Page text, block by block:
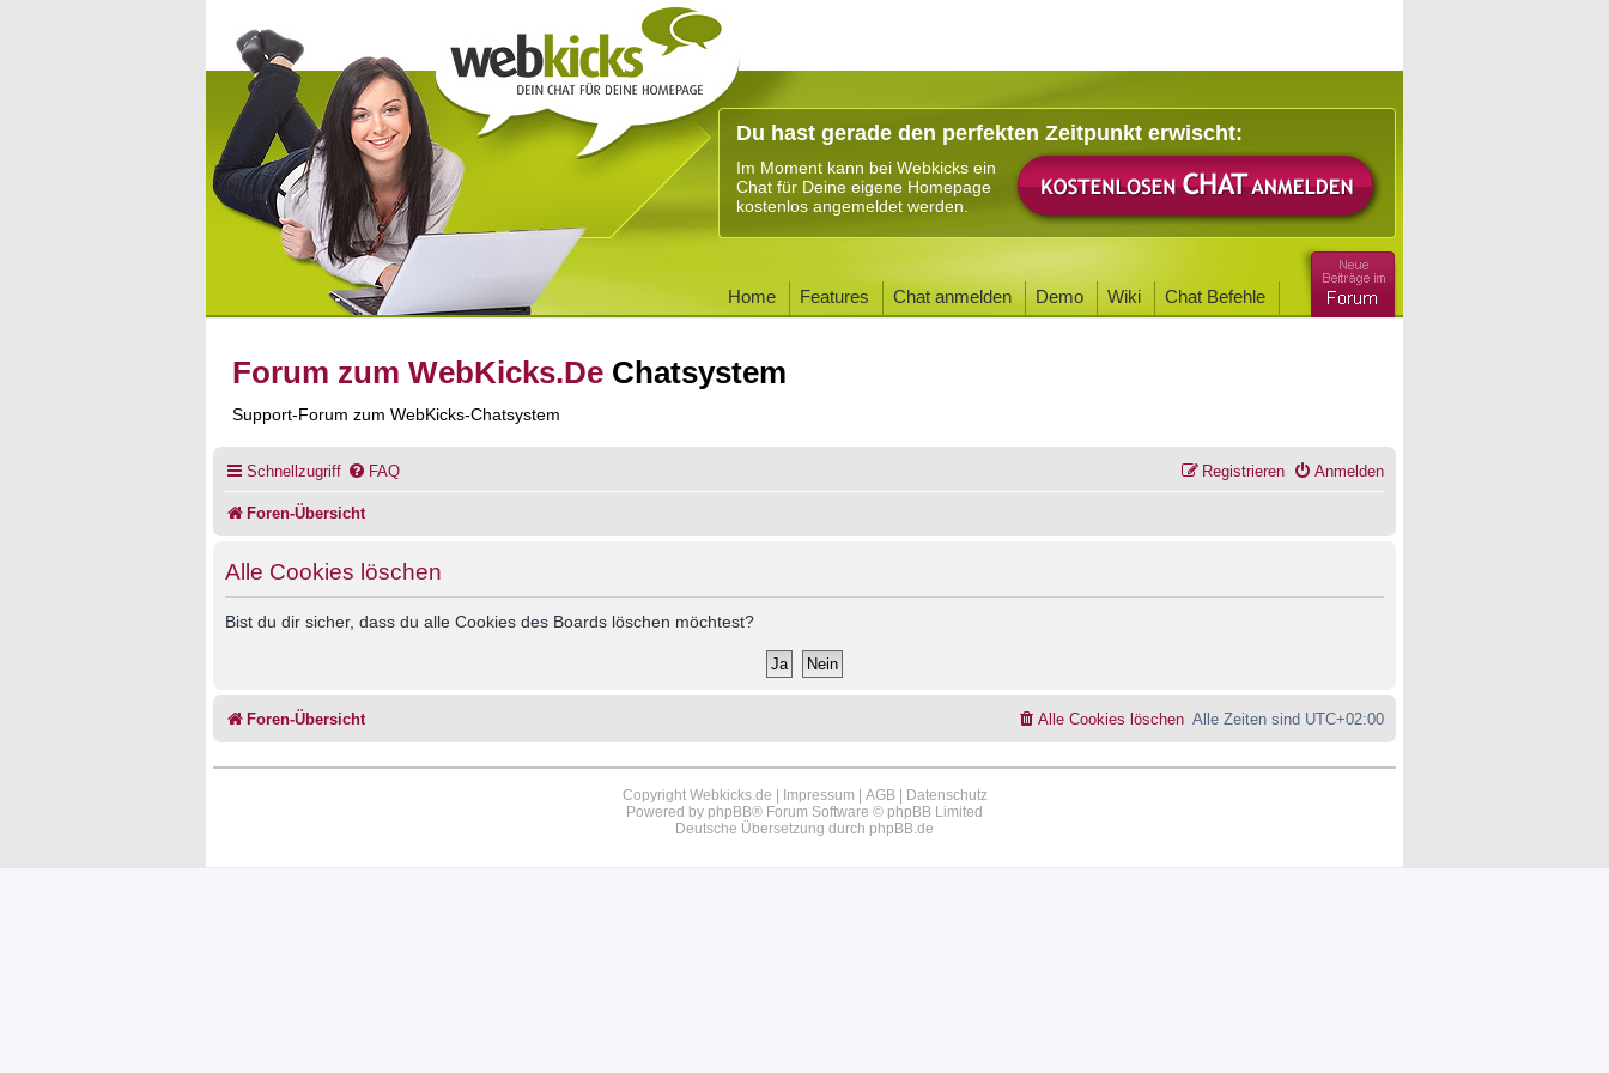
Du hast gerade den perfekten Zeitpunkt erwischt:
Im Moment kann bei Webkicks ein
Chat für Deine eigene Homepage
kostenlos angemeldet werden.
Home Features Chat anmelden Demo Wiki Chat Befehle
Forum zum WebKicks.De Chatsystem
Support-Forum zum WebKicks-Chatsystem
Schnellzugriff FAQ Anmelden
Registrieren
Foren-Übersicht
Alle Cookies löschen
Bist du dir sicher, dass du alle Cookies des Boards löschen möchtest?
Foren-Übersicht Alle Zeiten sind UTC+02:00
Alle Cookies löschen
Copyright Webkicks.de | Impressum AGB|
Datenschutz
Powered by phpBB® Forum Software © phpBB Limited
Deutsche Übersetzung durch phpBB.de